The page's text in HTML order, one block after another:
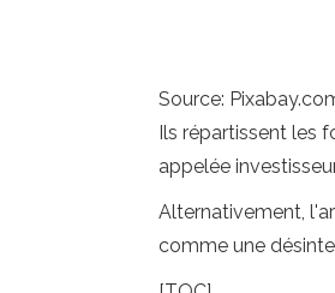
Source:
Ils répartissent les
appelée
Alternativement,
comme une